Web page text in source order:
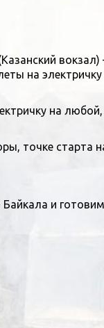
на
на
точке старта
и